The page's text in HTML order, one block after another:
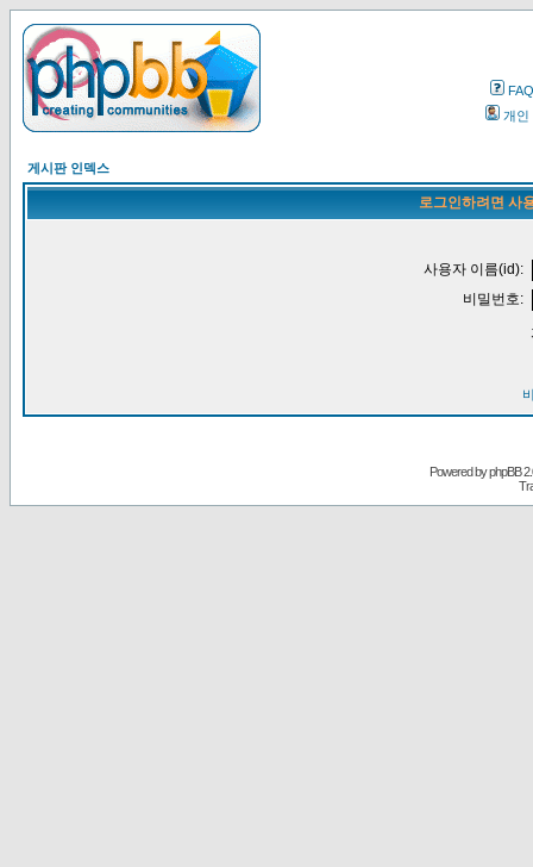
FAQ
개인
게시판 인덱스
로그인하려면 사
사용자 이름(id):
비밀번호:
Powered byphpBB